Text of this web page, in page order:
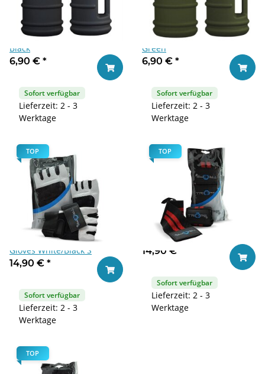
Triceps.at Water Jug 2,2 Liter
Black
6,90 € *
Sofort verfügbar
Lieferzeit: 2 - 3
Werktage
In den Warenkorb
Triceps.at Water Jug 2,2 Liter
Green
6,90 € *
Sofort verfügbar
Lieferzeit: 2 - 3
Werktage
In
TOP
Triceps.at Weight Lifting
Gloves White/Black S
14,90 € *
Sofort verfügbar
Lieferzeit: 2 - 3
Werktage
In den Warenkorb
TOP
Triceps.at Wrist Wrap 50cm
14,90 €
Sofort verfügbar
Lieferzeit: 2 - 3
Werktage
In
TOP